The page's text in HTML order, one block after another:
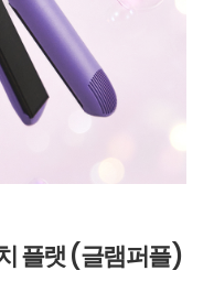
플랫 (글램퍼플)